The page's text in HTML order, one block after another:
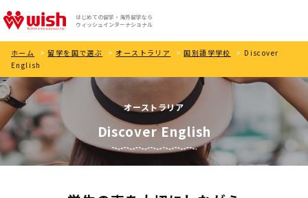
はじめての留学・海外留学なら
ウィッシュインターナショナル
ホーム > 留学を国で選ぶ > オーストラリア > 国別語学学校 > Discover
English
オーストラリア
Discover English